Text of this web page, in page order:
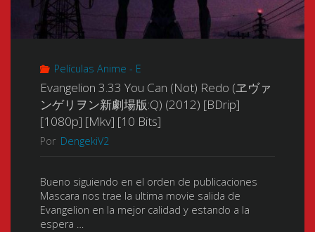
Teikoku)
者
の
(2015)
Películas Anime - E
Evangelion 3.33 You Can (Not) Redo (ヱヴァ
ンゲリヲン新劇場版:Q) (2012) [BDrip]
[1080p] [Mkv] [10 Bits]
Por DengekiV2
Bueno siguiendo en el orden de publicaciones
Mascara nos trae la ultima movie salida de
Evangelion en la mejor calidad y estando a la
espera …